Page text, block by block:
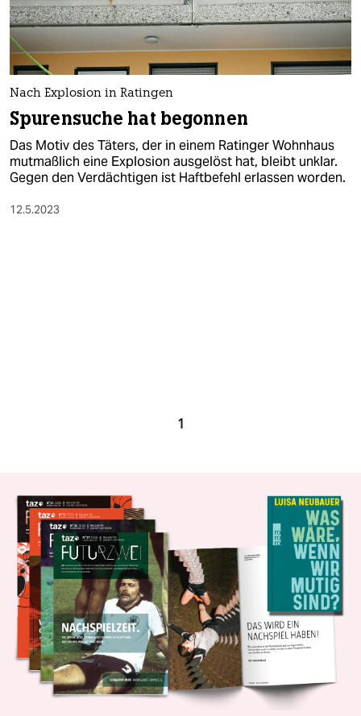
Nach Explosion in Ratingen
Spurensuche hat begonnen
Das Motiv des Täters, der in einem Ratinger Wohnhaus
mutmaßlich eine Explosion ausgelöst hat, bleibt unklar.
Gegen den Verdächtigen ist Haftbefehl erlassen worden.
12.5.2023
1